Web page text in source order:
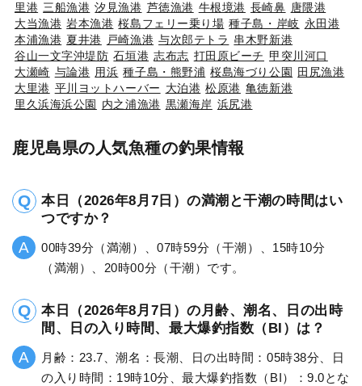
里港 三船漁港 汐見漁港 芦徳漁港 牛根境港 長崎鼻 唐隈港
大当漁港 岩本漁港 桜島フェリー乗り場 種子島・岸岐 永田港
本浦漁港 夏井港 戸崎漁港 与次郎テトラ 串木野新港
谷山一文字沖堤防 石垣港 志布志 打田原ビーチ 甲突川河口
大瀬崎 与論港 用浜 種子島・熊野浦 桜島海づり公園
田尻漁港
大里港 平川ヨットハーバー 大泊港 松原港 亀徳新港
里久浜海浜公園
内之浦漁港 黒瀬海岸 浜尻港
鹿児島県の人気魚種の釣果情報
本日（2026年8月7日）の満潮と干潮の時間はい
つですか？
00時39分（満潮）、07時59分（干潮）、15時10分
（満潮）、20時00分（干潮）です。
本日（2026年8月7日）の月齢、潮名、日の出時
間、日の入り時間、最大爆釣指数（BI）は？
月齢：23.7、潮名：長潮、日の出時間：05時38分、日
の入り時間：19時10分、最大爆釣指数（BI）：9.0とな